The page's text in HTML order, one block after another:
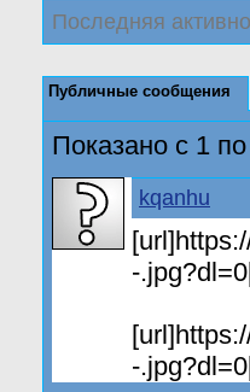
Последняя
Публичные сообщения
Показано с 1 по
kqanhu
-
-